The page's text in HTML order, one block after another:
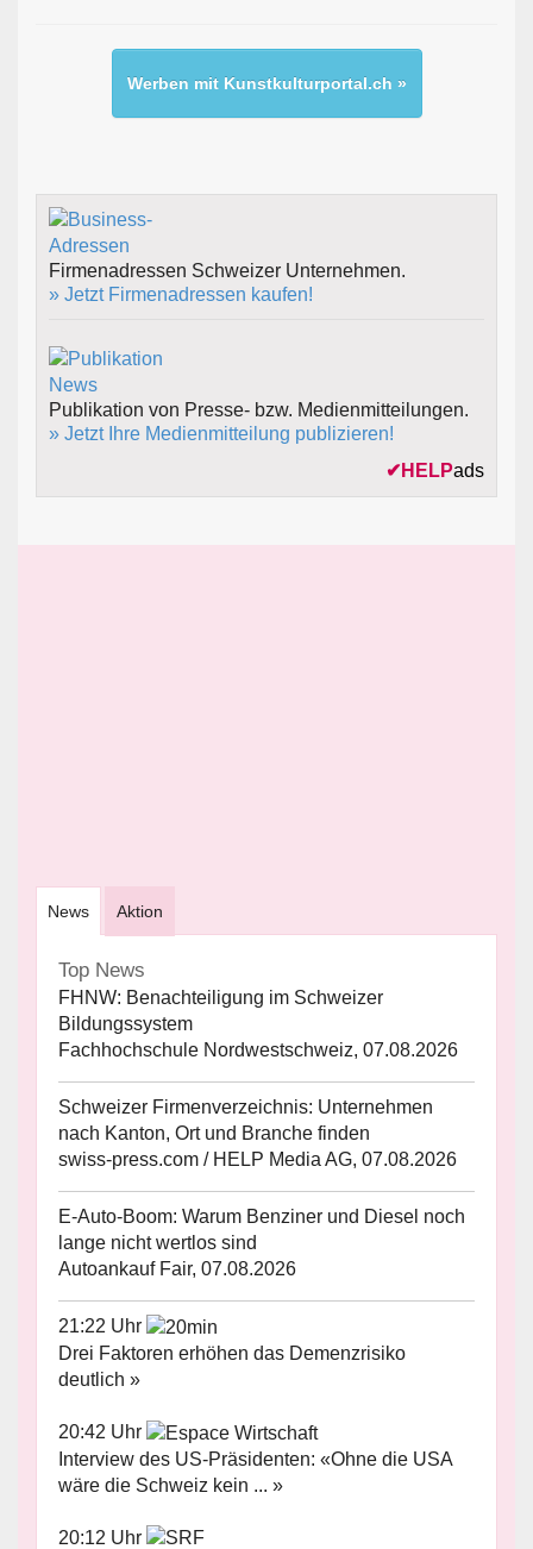
Werben mit Kunstkulturportal.ch »
Firmenadressen Schweizer Unternehmen.
» Jetzt Firmenadressen kaufen!
Publikation von Presse- bzw. Medienmitteilungen.
» Jetzt Ihre Medienmitteilung publizieren!
✔ HELPads
News Aktion
Top News
FHNW: Benachteiligung im Schweizer
Bildungssystem
Fachhochschule Nordwestschweiz, 07.08.2026
Schweizer Firmenverzeichnis: Unternehmen
nach Kanton, Ort und Branche finden
swiss-press.com / HELP Media AG, 07.08.2026
E-Auto-Boom: Warum Benziner und Diesel noch
lange nicht wertlos sind
Autoankauf Fair, 07.08.2026
21:22 Uhr
Drei Faktoren erhöhen das Demenzrisiko
deutlich »
20:42 Uhr
Interview des US-Präsidenten: «Ohne die USA
wäre die Schweiz kein ... »
20:12 Uhr